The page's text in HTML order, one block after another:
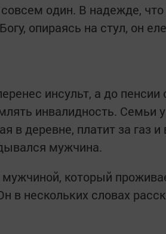
один. В надежде,
опираясь на стул, он
инсульт, а до
инвалидность. Семьи
деревне, платит за газ и
мужчина.
который
в нескольких словах